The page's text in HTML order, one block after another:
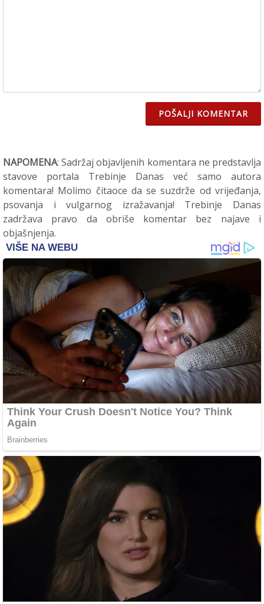
POŠALJI KOMENTAR
NAPOMENA: Sadržaj objavljenih komentara ne predstavlja
stavove portala Trebinje Danas već samo autora
komentara! Molimo čitaoce da se suzdrže od vrijeđanja,
psovanja i vulgarnog izražavanja! Trebinje Danas
zadržava pravo da obriše komentar bez najave i
objašnjenja.